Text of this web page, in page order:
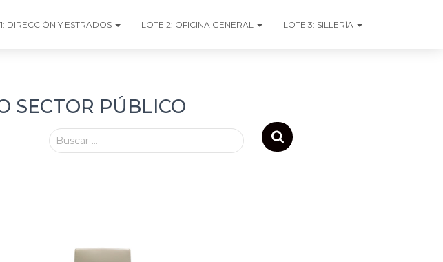
DIRECCIÓN Y ESTRADOS LOTE 2: OFICINA GENERAL LOTE 3: SILLERÍA
SECTOR PÚBLICO
Buscar …